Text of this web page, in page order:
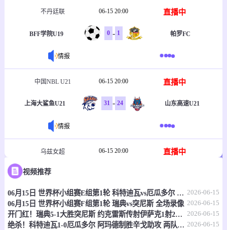
不丹廷联 06-15 20:00 直播中
BFF学院U19 0 - 1 帕罗FC
情报
中国NBL U21 06-15 20:00 直播中
上海大鲨鱼U21 31 - 24 山东高速U21
情报
乌兹女超 06-15 20:00 直播中
塔什干火车头女足
情报
乌兹职联 06-15 20:30 直播中
视频推荐
06月15日 世界杯小组赛E组第1轮 科特迪瓦vs厄瓜多尔 全场录像 2026-06-15
06月15日 世界杯小组赛F组第1轮 瑞典vs突尼斯 全场录像 2026-06-15
开门红！瑞典5-1大胜突尼斯 约克雷斯传射伊萨克1射2传阿亚里双响 2026-06-15
绝杀！科特迪瓦1-0厄瓜多尔 阿玛德制胜辛戈助攻 两队4中门框 2026-06-15